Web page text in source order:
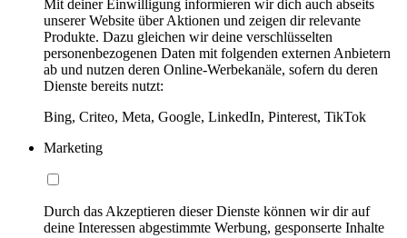
Mit deiner Einwilligung informieren wir dich auch abseits
unserer Website über Aktionen und zeigen dir relevante
Produkte. Dazu gleichen wir deine verschlüsselten
personenbezogenen Daten mit folgenden externen Anbietern
ab und nutzen deren Online-Werbekanäle, sofern du deren
Dienste bereits nutzt:
Bing, Criteo, Meta, Google, LinkedIn, Pinterest, TikTok
Marketing
Durch das Akzeptieren dieser Dienste können wir dir auf
deine Interessen abgestimmte Werbung, gesponserte Inhalte